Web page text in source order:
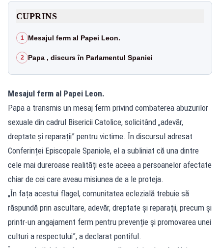
CUPRINS
1 Mesajul ferm al Papei Leon.
2 Papa , discurs în Parlamentul Spaniei
Mesajul ferm al Papei Leon.
Papa a transmis un mesaj ferm privind combaterea abuzurilor
sexuale din cadrul Bisericii Catolice, solicitând „adevăr,
dreptate și reparații” pentru victime. În discursul adresat
Conferinței Episcopale Spaniole, el a subliniat că una dintre
cele mai dureroase realități este aceea a persoanelor afectate
chiar de cei care aveau misiunea de a le proteja.
„În fața acestui flagel, comunitatea eclezială trebuie să
răspundă prin ascultare, adevăr, dreptate și reparații, precum și
printr-un angajament ferm pentru prevenție și promovarea unei
culturi a respectului”, a declarat pontiful.